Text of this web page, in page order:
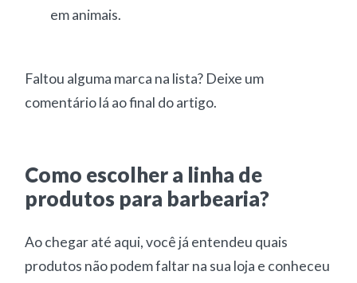
em animais.
Faltou alguma marca na lista? Deixe um
comentário lá ao final do artigo.
Como escolher a linha de
produtos para barbearia?
Ao chegar até aqui, você já entendeu quais
produtos não podem faltar na sua loja e conheceu